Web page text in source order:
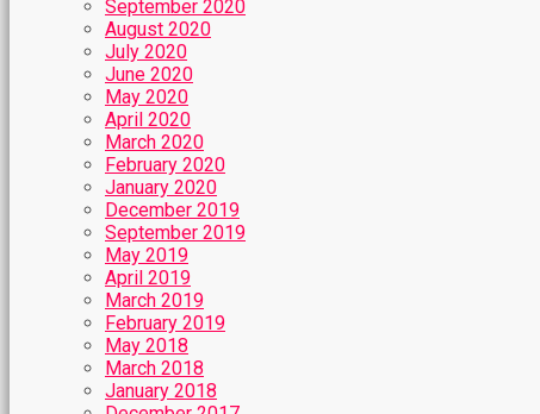
September 2020
August 2020
July 2020
June 2020
May 2020
April 2020
March 2020
February 2020
January 2020
December 2019
September 2019
May 2019
April 2019
March 2019
February 2019
May 2018
March 2018
January 2018